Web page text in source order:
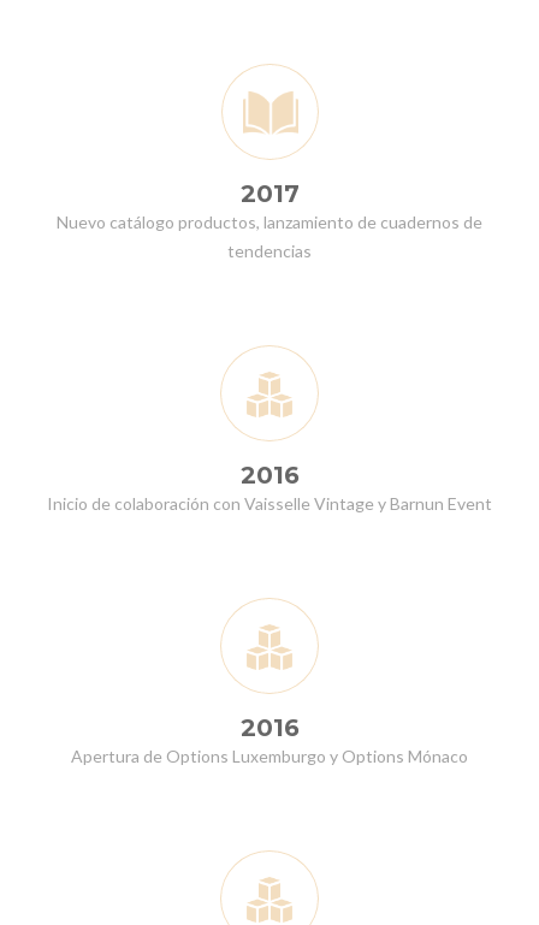
2017
Nuevo catálogo productos, lanzamiento de cuadernos de
tendencias
2016
Inicio de colaboración con Vaisselle Vintage y Barnun Event
2016
Apertura de Options Luxemburgo y Options Mónaco